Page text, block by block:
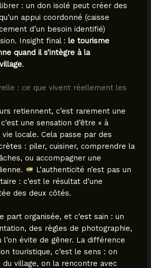
: un don isolé peut créer des
appui coordonné (caisse
d’un besoin identifié)
Insight final : le tourisme
quand il s’intègre à la
.
: ce que vivent réellement les
retiennent, c’est rarement une
une sensation d’être « à
vie locale. Cela passe par des
: piler, cuisiner, comprendre la
ou accompagner une
L’authenticité n’est pas un
: c’est le résultat d’une
des deux côtés.
part organisée, et c’est sain : un
des règles de photographie,
évite de gêner. La différence
touristique, c’est le sens : on
du village, on la rencontre avec